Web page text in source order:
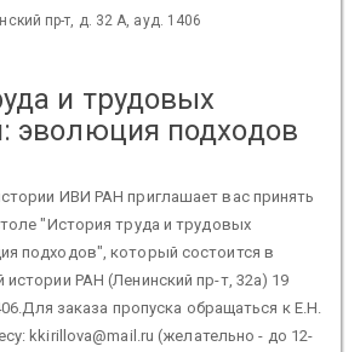
пр-т, д. 32 А, ауд. 1406
и трудовых
эволюция подходов
ИВИ РАН приглашает вас принять
"История труда и трудовых
подходов", который состоится в
истории РАН (Ленинский пр-т, 32а) 19
заказа пропуска обращаться к Е.Н.
kkirillova@mail.ru (желательно - до 12-